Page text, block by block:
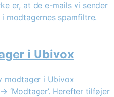
er, at de e-mails vi sender
modtagernes spamfiltre.
i Ubivox
modtager i Ubivox
‘Modtager’. Herefter tilføjer